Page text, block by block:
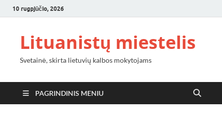
10 rugpjūčio, 2026
Lituanistų miestelis
Svetainė, skirta lietuvių kalbos mokytojams
PAGRINDINIS MENIU